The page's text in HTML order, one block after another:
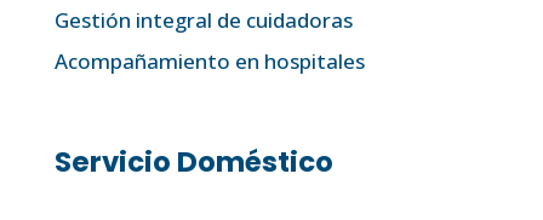
Gestión integral de cuidadoras
Acompañamiento en hospitales
Servicio Doméstico